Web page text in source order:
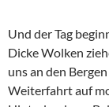
Und der Tag
Dicke Wolken
uns an den
Weiterfahrt auf